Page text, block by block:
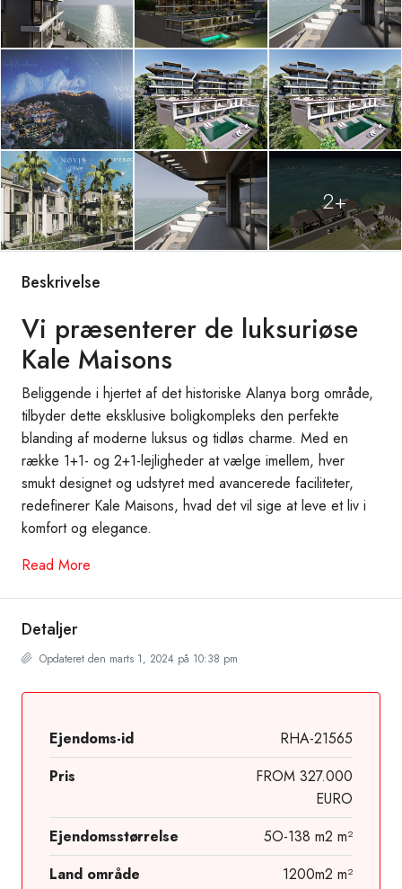
2+
Beskrivelse
Vi præsenterer de luksuriøse
Kale Maisons
Beliggende i hjertet af det historiske Alanya borg område,
tilbyder dette eksklusive boligkompleks den perfekte
blanding af moderne luksus og tidløs charme. Med en
række 1+1- og 2+1-lejligheder at vælge imellem, hver
smukt designet og udstyret med avancerede faciliteter,
redefinerer Kale Maisons, hvad det vil sige at leve et liv i
komfort og elegance.
Read More
Detaljer
Opdateret den marts 1, 2024 på 10:38 pm
Ejendoms-id
RHA-21565
Pris
FROM 327.000
EURO
Ejendomsstørrelse
5O-138 m2 m²
Land område
1200m2 m²